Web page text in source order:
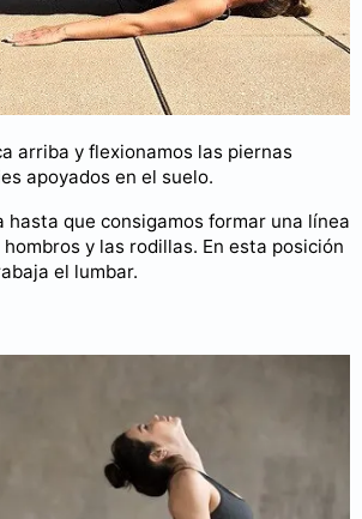
arriba y flexionamos las piernas
apoyados en el suelo.
hasta que consigamos formar una línea
y las rodillas. En esta posición
el lumbar.